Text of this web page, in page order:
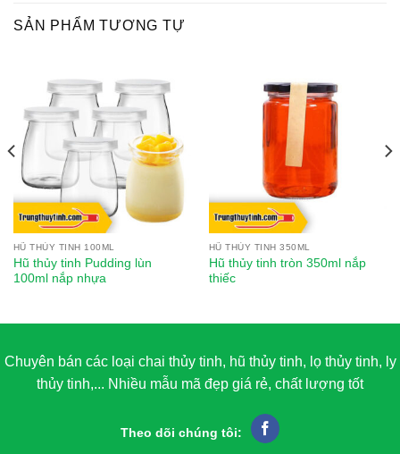
SẢN PHẨM TƯƠNG TỰ
HŨ THỦY TINH 100ML
Hũ thủy tinh Pudding lùn
100ml nắp nhựa
HŨ THỦY TINH 350ML
Hũ thủy tinh tròn 350ml nắp
thiếc
Chuyên bán các loại chai thủy tinh, hũ thủy tinh, lọ thủy tinh, ly
thủy tinh,... Nhiều mẫu mã đẹp giá rẻ, chất lượng tốt
Theo dõi chúng tôi: